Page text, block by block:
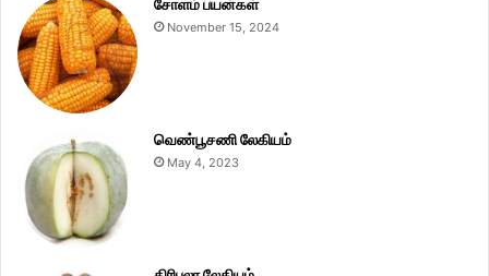
சோளம் பயன்கள்
November 15, 2024
வெண்பூசணி லேகியம்
May 4, 2023